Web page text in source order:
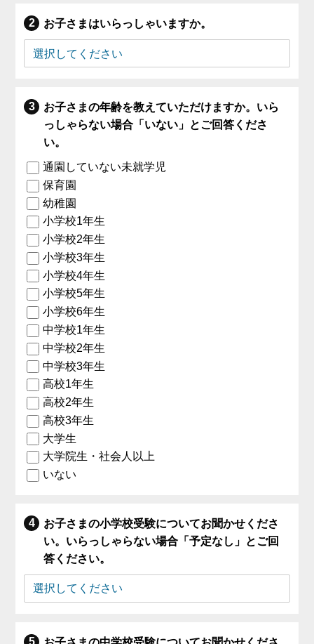
お子さまはいらっしゃいますか。
お子さまの年齢を教えていただけますか。いら
っしゃらない場合「いない」とご回答くださ
い。
通園していない未就学児
保育園
幼稚園
小学校1年生
小学校2年生
小学校3年生
小学校4年生
小学校5年生
小学校6年生
中学校1年生
中学校2年生
中学校3年生
高校1年生
高校2年生
高校3年生
大学生
大学院生・社会人以上
いない
お子さまの小学校受験についてお聞かせくださ
い。いらっしゃらない場合「予定なし」とご回
答ください。